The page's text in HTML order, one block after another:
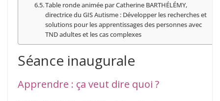
Table ronde animée par Catherine BARTHÉLÉMY,
directrice du GIS Autisme : Développer les recherches et
solutions pour les apprentissages des personnes avec
TND adultes et les cas complexes
Séance inaugurale
Apprendre : ça veut dire quoi ?